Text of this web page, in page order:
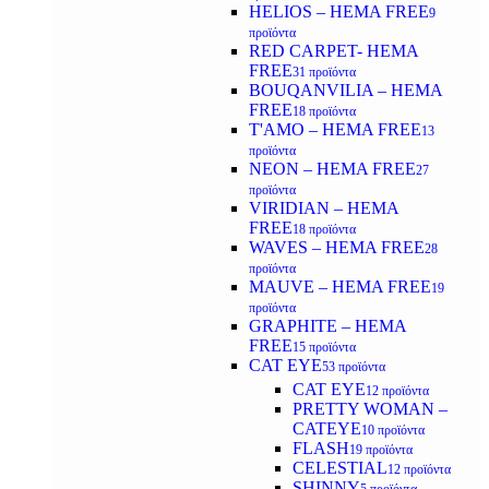
HELIOS – HEMA FREE9
προϊόντα
RED CARPET- HEMA
FREE31 προϊόντα
BOUQANVILIA – HEMA
FREE18 προϊόντα
T'AMO – HEMA FREE13
προϊόντα
NEON – HEMA FREE27
προϊόντα
VIRIDIAN – HEMA
FREE18 προϊόντα
WAVES – HEMA FREE28
προϊόντα
MAUVE – HEMA FREE19
προϊόντα
GRAPHITE – HEMA
FREE15 προϊόντα
CAT EYE53 προϊόντα
CAT EYE12 προϊόντα
PRETTY WOMAN –
CATEYE10 προϊόντα
FLASH19 προϊόντα
CELESTIAL12 προϊόντα